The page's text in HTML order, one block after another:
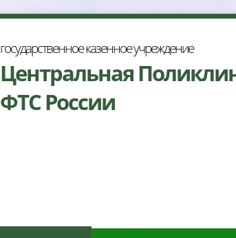
осударственное казенное учреждение
Центральная
ФТС России